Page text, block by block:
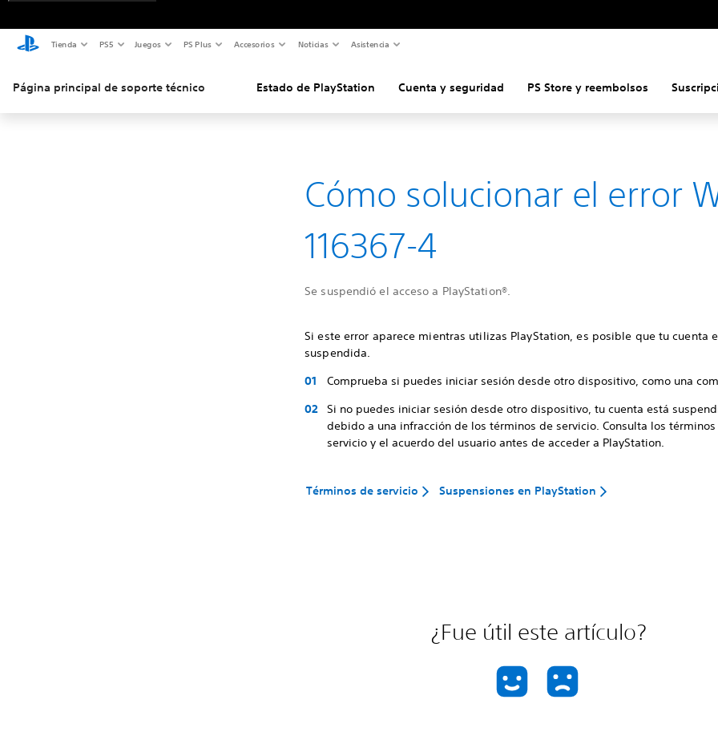
Tienda PS5 Juegos PS Plus Accesorios Noticias Asistencia
Página principal de soporte técnico Estado de PlayStation Cuenta y seguridad PS Store y reembolsos
Cómo solucionar el error
116367-4
Se suspendió el acceso a PlayStation®.
Si este error aparece mientras utilizas PlayStation, es posible que tu cuenta
suspendida.
Comprueba si puedes iniciar sesión desde otro dispositivo, como una
Si no puedes iniciar sesión desde otro dispositivo, tu cuenta está
debido a una infracción de los términos de servicio. Consulta los
servicio y el acuerdo del usuario antes de acceder a PlayStation.
Términos de servicio Suspensiones en PlayStation
¿Fue útil este artículo?